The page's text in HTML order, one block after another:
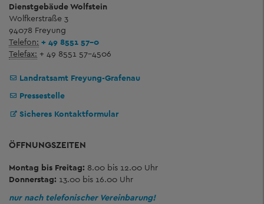
Dienstgebäude Wolfstein
Wolfkerstraße 3
94078 Freyung
Telefon: + 49 8551 57-0
Telefax: + 49 8551 57-4506
Landratsamt Freyung-Grafenau
Pressestelle
Sicheres Kontaktformular
ÖFFNUNGSZEITEN
Montag bis Freitag: 8.00 bis 12.00 Uhr
Donnerstag: 13.00 bis 16.00 Uhr
nur nach telefonischer Vereinbarung!